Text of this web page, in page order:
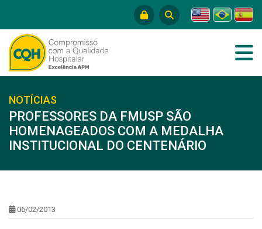
NOTÍCIAS
PROFESSORES DA FMUSP SÃO
HOMENAGEADOS COM A MEDALHA
INSTITUCIONAL DO CENTENÁRIO
06/02/2013